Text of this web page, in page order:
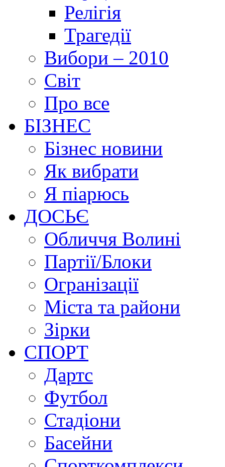
Релігія
Трагедії
Вибори – 2010
Світ
Про все
БІЗНЕС
Бізнес новини
Як вибрати
Я піарюсь
ДОСЬЄ
Обличчя Волині
Партії/Блоки
Огранізації
Міста та райони
Зірки
СПОРТ
Дартс
Футбол
Стадіони
Басейни